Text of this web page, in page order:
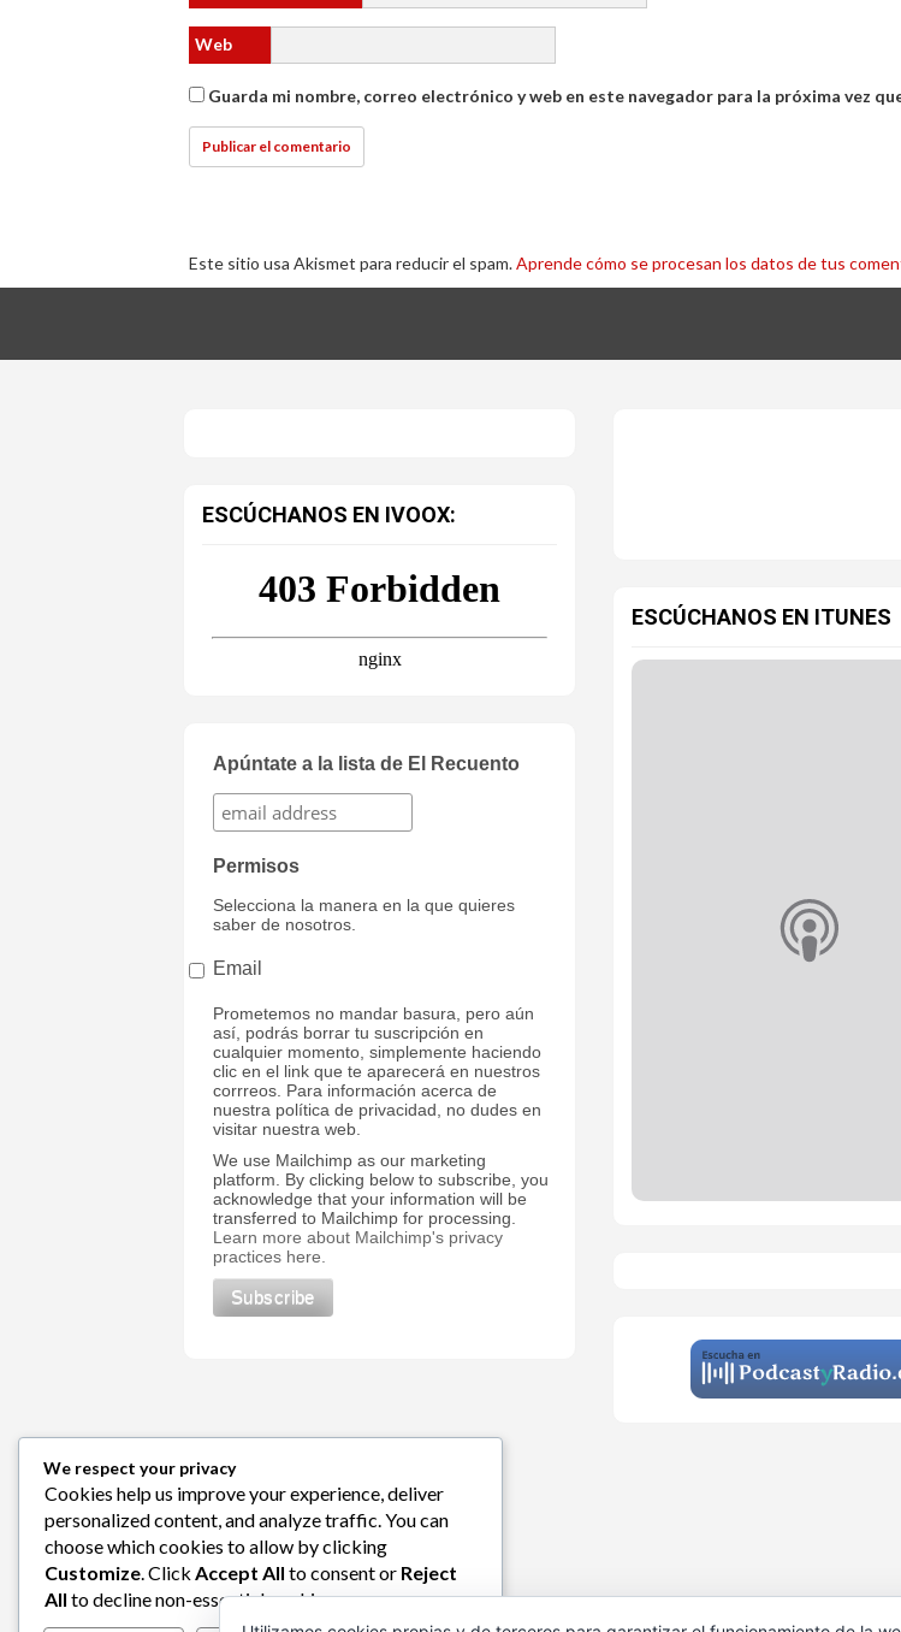
Web
Guarda mi nombre, correo electrónico y web en este navegador para la próxima vez
Este sitio usa Akismet para reducir el spam.Aprende cómo se procesan los datos de tus
ESCÚCHANOS EN IVOOX:
Apúntate a la lista de El Recuento
Permisos
Selecciona la manera en la que quieres
saber de nosotros.
Email
Prometemos no mandar basura, pero aún
así, podrás borrar tu suscripción en
cualquier momento, simplemente haciendo
clic en el link que te aparecerá en nuestros
corrreos. Para información acerca de
nuestra política de privacidad, no dudes en
visitar nuestra web.
We use Mailchimp as our marketing
platform. By clicking below to subscribe, you
acknowledge that your information will be
transferred to Mailchimp for processing.
Learn more about Mailchimp's privacy
practices here.
ESCÚCHANOS EN ITUNES
We respect your privacy
Cookies help us improve your experience, deliver
personalized content, and analyze traffic. You can
choose which cookies to allow by clicking
Customize. Click Accept All to consent or Reject
All to decline non-essential cookies.